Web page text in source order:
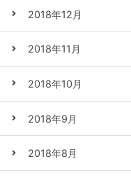
2018年12月
2018年11月
2018年10月
2018年9月
2018年8月